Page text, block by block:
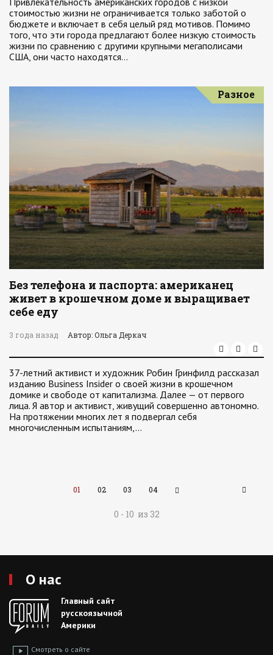
стоимостью жизни не ограничивается только заботой о
бюджете и включает в себя целый ряд мотивов. Помимо
того, что эти города предлагают более низкую стоимость
жизни по сравнению с другими крупными мегаполисами
США, они часто находятся…
Разное
Без телефона и паспорта: американец
живет в крошечном доме и выращивает
себе еду
3 года назад Автор: Ольга Деркач
37-летний активист и художник Робин Гринфилд рассказал
изданию Business Insider о своей жизни в крошечном
домике и свободе от капитализма. Далее — от первого
лица. Я автор и активист, живущий совершенно автономно.
На протяжении многих лет я подвергал себя
многочисленным испытаниям,…
01 02 03 04
0 - 10 из 32
О нас
Главный сайт
русскоязычной
Америки
Смотреть о сайте